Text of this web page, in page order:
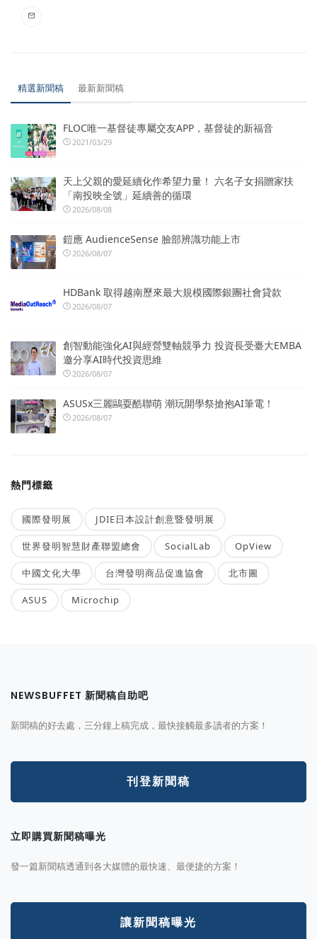
精選新聞稿 最新新聞稿
FLOC唯一基督徒專屬交友APP，基督徒的新福音
2021/03/29
天上父親的愛延續化作希望力量！ 六名子女捐贈家扶
「南投映全號」延續善的循環
2026/08/08
鎧應 AudienceSense 臉部辨識功能上市
2026/08/07
HDBank 取得越南歷來最大規模國際銀團社會貸款
2026/08/07
創智動能強化AI與經營雙軸競爭力 投資長受臺大EMBA
邀分享AI時代投資思維
2026/08/07
ASUSx三麗鷗耍酷聯萌 潮玩開學祭搶抱AI筆電！
2026/08/07
熱門標籤
國際發明展 JDIE日本設計創意暨發明展
世界發明智慧財產聯盟總會 SocialLab OpView
中國文化大學 台灣發明商品促進協會 北市圖
ASUS Microchip
NEWSBUFFET 新聞稿自助吧
新聞稿的好去處，三分鐘上稿完成，最快接觸最多讀者的方案！
刊登新聞稿
立即購買新聞稿曝光
發一篇新聞稿透通到各大媒體的最快速、最便捷的方案！
讓新聞稿曝光